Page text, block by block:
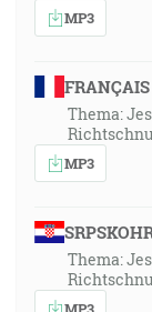
MP3
FRANÇAIS
Thema:
MP3
Thema: